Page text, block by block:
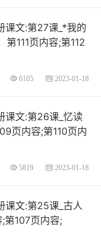
课文:第27课_*我的
111页内容;第112
6105 2023-01-18
课文:第26课_忆读
页内容;第110页内
5819 2023-01-18
课文:第25课_古人
第107页内容;